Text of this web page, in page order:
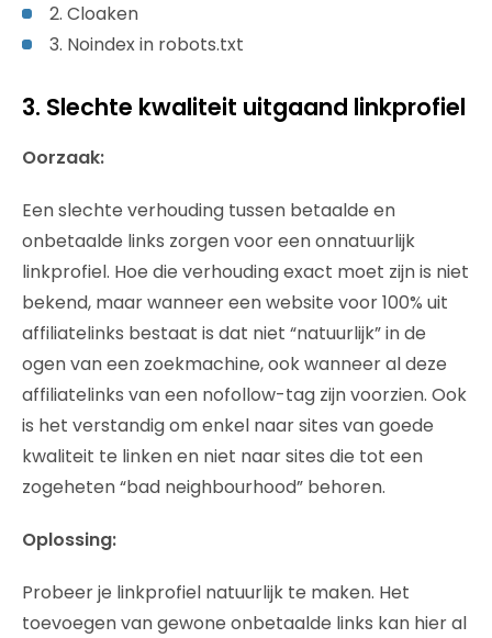
2. Cloaken
3. Noindex in robots.txt
3. Slechte kwaliteit uitgaand linkprofiel
Oorzaak:
Een slechte verhouding tussen betaalde en
onbetaalde links zorgen voor een onnatuurlijk
linkprofiel. Hoe die verhouding exact moet zijn is niet
bekend, maar wanneer een website voor 100% uit
affiliatelinks bestaat is dat niet “natuurlijk” in de
ogen van een zoekmachine, ook wanneer al deze
affiliatelinks van een nofollow-tag zijn voorzien. Ook
is het verstandig om enkel naar sites van goede
kwaliteit te linken en niet naar sites die tot een
zogeheten “bad neighbourhood” behoren.
Oplossing:
Probeer je linkprofiel natuurlijk te maken. Het
toevoegen van gewone onbetaalde links kan hier al